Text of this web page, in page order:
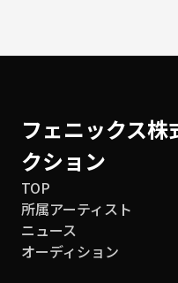
フェニックス
クション
TOP
所属アーティスト
ニュース
オーディション